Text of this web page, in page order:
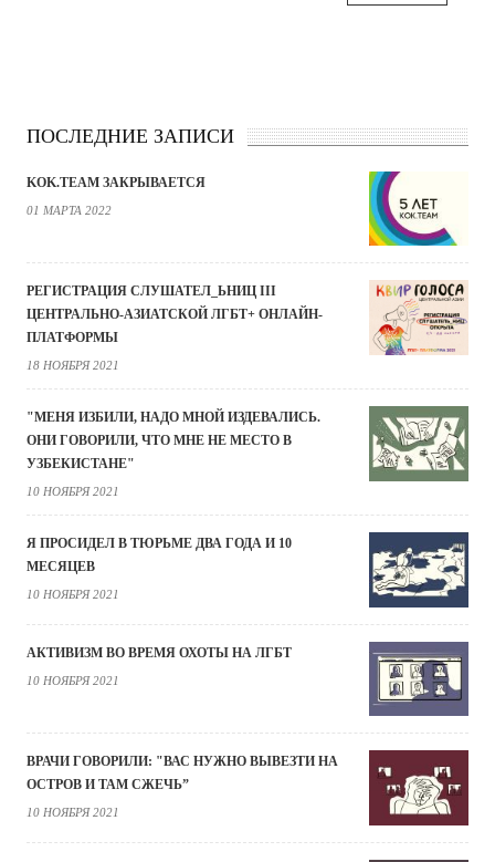
ПОСЛЕДНИЕ ЗАПИСИ
KOK.TEAM ЗАКРЫВАЕТСЯ
01 МАРТА 2022
РЕГИСТРАЦИЯ СЛУШАТЕЛ_ЬНИЦ III
ЦЕНТРАЛЬНО-АЗИАТСКОЙ ЛГБТ+ ОНЛАЙН-
ПЛАТФОРМЫ
18 НОЯБРЯ 2021
"МЕНЯ ИЗБИЛИ, НАДО МНОЙ ИЗДЕВАЛИСЬ.
ОНИ ГОВОРИЛИ, ЧТО МНЕ НЕ МЕСТО В
УЗБЕКИСТАНЕ"
10 НОЯБРЯ 2021
Я ПРОСИДЕЛ В ТЮРЬМЕ ДВА ГОДА И 10
МЕСЯЦЕВ
10 НОЯБРЯ 2021
АКТИВИЗМ ВО ВРЕМЯ ОХОТЫ НА ЛГБТ
10 НОЯБРЯ 2021
ВРАЧИ ГОВОРИЛИ: "ВАС НУЖНО ВЫВЕЗТИ НА
ОСТРОВ И ТАМ СЖЕЧЬ”
10 НОЯБРЯ 2021